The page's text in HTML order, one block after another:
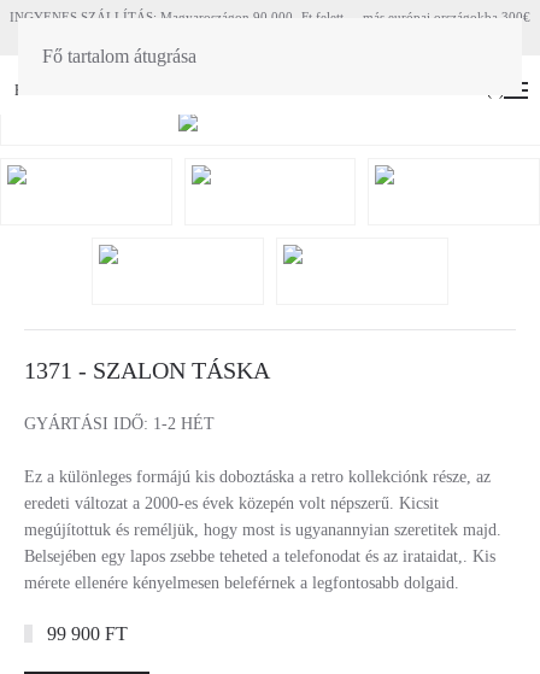
Fő tartalom átugrása
HU
INGYENES SZÁLLÍTÁS: Magyaroszágon 90 000.-Ft felett - más európai országokba 300€
1371 - SZALON TÁSKA
GYÁRTÁSI IDŐ: 1-2 HÉT
Ez a különleges formájú kis doboztáska a retro kollekciónk része, az
eredeti változat a 2000-es évek közepén volt népszerű. Kicsit
megújítottuk és reméljük, hogy most is ugyanannyian szeretitek majd.
Belsejében egy lapos zsebbe teheted a telefonodat és az irataidat,. Kis
mérete ellenére kényelmesen beleférnek a legfontosabb dolgaid.
99 900 FT